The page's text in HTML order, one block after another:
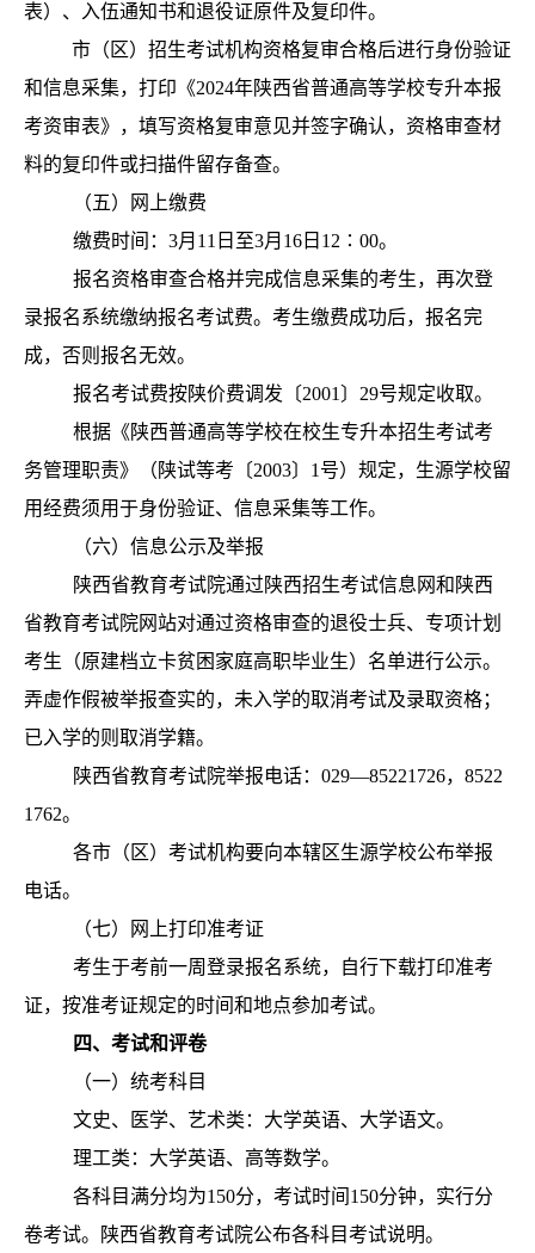
表）、入伍通知书和退役证原件及复印件。
市（区）招生考试机构资格复审合格后进行身份验证
和信息采集，打印《2024年陕西省普通高等学校专升本报
考资审表》，填写资格复审意见并签字确认，资格审查材
料的复印件或扫描件留存备查。
（五）网上缴费
缴费时间：3月11日至3月16日12∶00。
报名资格审查合格并完成信息采集的考生，再次登
录报名系统缴纳报名考试费。考生缴费成功后，报名完
成，否则报名无效。
报名考试费按陕价费调发〔2001〕29号规定收取。
根据《陕西普通高等学校在校生专升本招生考试考
务管理职责》（陕试等考〔2003〕1号）规定，生源学校留
用经费须用于身份验证、信息采集等工作。
（六）信息公示及举报
陕西省教育考试院通过陕西招生考试信息网和陕西
省教育考试院网站对通过资格审查的退役士兵、专项计划
考生（原建档立卡贫困家庭高职毕业生）名单进行公示。
弄虚作假被举报查实的，未入学的取消考试及录取资格；
已入学的则取消学籍。
陕西省教育考试院举报电话：029—85221726，8522
1762。
各市（区）考试机构要向本辖区生源学校公布举报
电话。
（七）网上打印准考证
考生于考前一周登录报名系统，自行下载打印准考
证，按准考证规定的时间和地点参加考试。
四、考试和评卷
（一）统考科目
文史、医学、艺术类：大学英语、大学语文。
理工类：大学英语、高等数学。
各科目满分均为150分，考试时间150分钟，实行分
卷考试。陕西省教育考试院公布各科目考试说明。